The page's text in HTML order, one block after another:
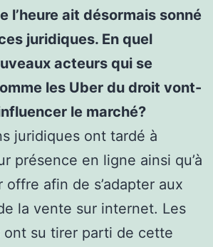
l’heure ait désormais sonné
juridiques. En quel
acteurs qui se
les Uber du droit vont-
le marché?
juridiques ont tardé à
présence en ligne ainsi qu’à
offre afin de s’adapter aux
la vente sur internet. Les
ont su tirer parti de cette